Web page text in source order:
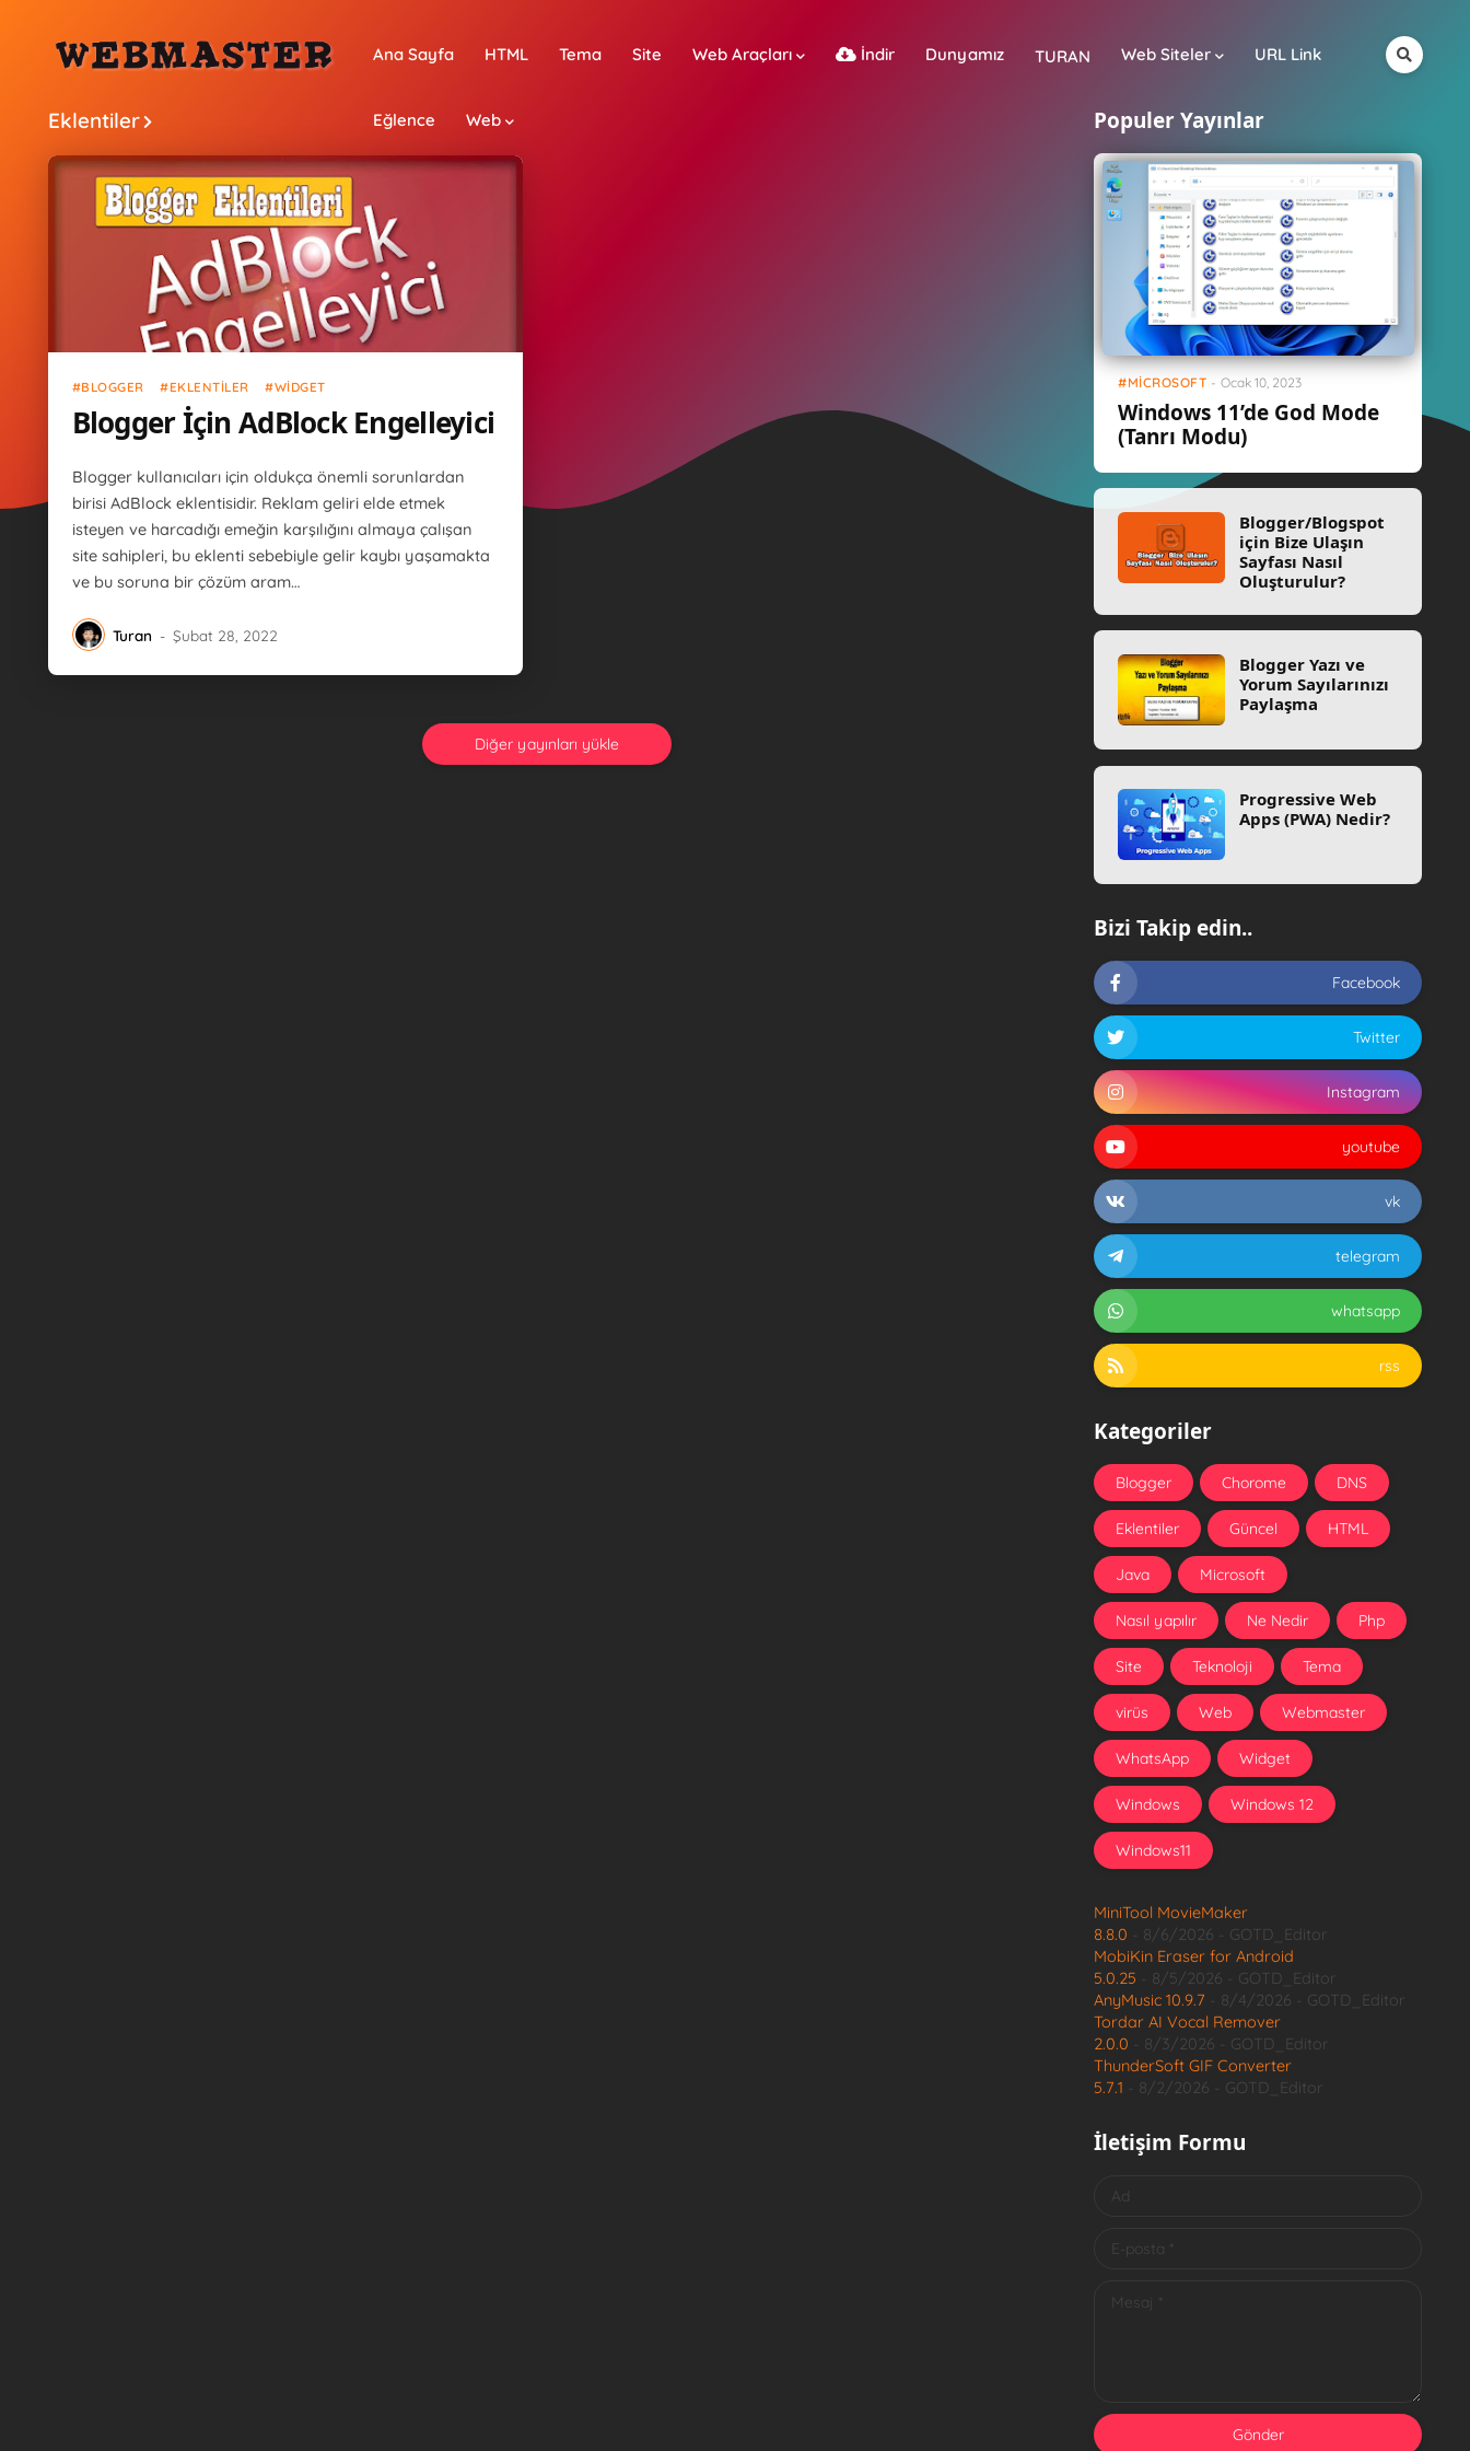
Ana Sayfa HTML Tema Site Web Araçları İndir Dunyamız TURAN Web Siteler URL Link
Eğlence Web
Eklentiler
BLOGGER EKLENTILER WIDGET
Blogger İçin AdBlock Engelleyici
Blogger kullanıcıları için oldukça önemli sorunlardan
birisi AdBlock eklentisidir. Reklam geliri elde etmek
isteyen ve harcadığı emeğin karşılığını almaya çalışan
site sahipleri, bu eklenti sebebiyle gelir kaybı yaşamakta
ve bu soruna bir çözüm aram…
Turan - Şubat 28, 2022
Diğer yayınları yükle
Populer Yayınlar
MICROSOFT - Ocak 10, 2023
Windows 11’de God Mode
(Tanrı Modu)
Blogger/Blogspot
için Bize Ulaşın
Sayfası Nasıl
Oluşturulur?
Blogger Yazı ve
Yorum Sayılarınızı
Paylaşma
Progressive Web
Apps (PWA) Nedir?
Bizi Takip edin..
Facebook
Twitter
Instagram
youtube
vk
telegram
whatsapp
rss
Kategoriler
Blogger Chorome DNS
Eklentiler Güncel HTML
Java Microsoft
Nasıl yapılır Ne Nedir Php
Site Teknoloji Tema
virüs Web Webmaster
WhatsApp Widget
Windows Windows 12
Windows11
MiniTool MovieMaker
8.8.0 - 8/6/2026 - GOTD_Editor
MobiKin Eraser for Android
5.0.25 - 8/5/2026 - GOTD_Editor
AnyMusic 10.9.7 - 8/4/2026 - GOTD_Editor
Tordar AI Vocal Remover
2.0.0 - 8/3/2026 - GOTD_Editor
ThunderSoft GIF Converter
5.7.1 - 8/2/2026 - GOTD_Editor
İletişim Formu